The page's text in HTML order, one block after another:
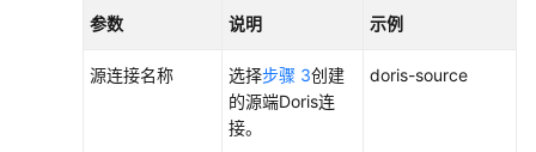
参数 说明 示例
源连接名称 选择步骤 3创建
的源端Doris连
接。
doris-source